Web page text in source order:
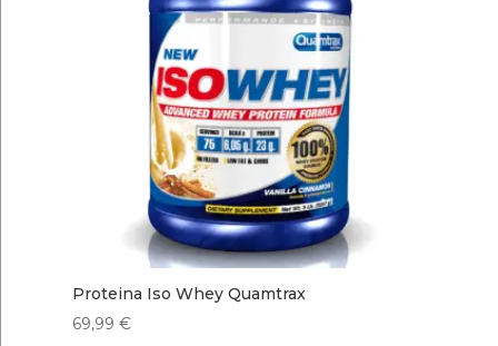
62,99 €
Proteina Iso Whey Quamtrax
69,99 €